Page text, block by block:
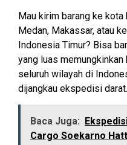
Mau kirim barang ke
Medan, Makassar, atau
Indonesia Timur? Bisa
yang luas
seluruh wilayah di
dijangkau ekspedisi darat.
Baca Juga:
Cargo Soekarno